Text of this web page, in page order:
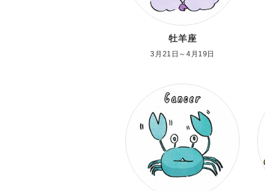
牡羊座
3月21日～4月19日